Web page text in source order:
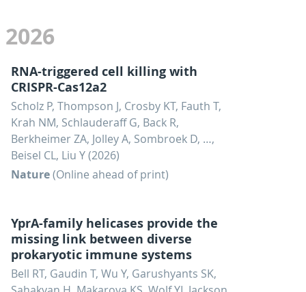
2026
RNA-triggered cell killing with
CRISPR-Cas12a2
Scholz P, Thompson J, Crosby KT, Fauth T,
Krah NM, Schlauderaff G, Back R,
Berkheimer ZA, Jolley A, Sombroek D, …,
Beisel CL, Liu Y (2026)
Nature(Online ahead of print)
YprA-family helicases provide the
missing link between diverse
prokaryotic immune systems
Bell RT, Gaudin T, Wu Y, Garushyants SK,